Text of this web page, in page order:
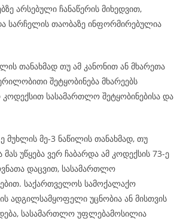
არსებული ჩანაწერის მიხედვით,
სარჩელის თაობაზე ინფორმირებულია
თანახმად თუ ამ კანონით ან მხარეთა
შეტყობინება მხარეებს
სასამართლო შეტყობინებისა და
მე-3 ნაწილის თანახმად, თუ
უწყება ვერ ჩაბარდა ამ კოდექსის 73-ე
დაცვით, სასამართლო
საქართველოს სამოქალაქო
ადგილსამყოფელი უცნობია ან მისთვის
სასამართლო უფლებამოსილია